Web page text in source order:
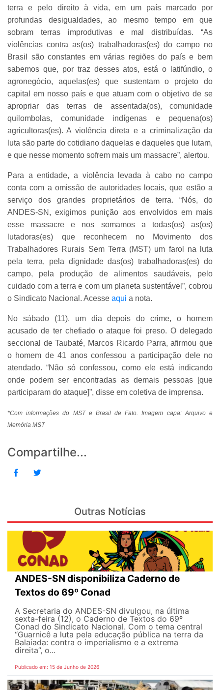
terra e pelo direito à vida, em um país marcado por
profundas desigualdades, ao mesmo tempo em que
sobram terras improdutivas e mal distribuídas. “As
violências contra as(os) trabalhadoras(es) do campo no
Brasil são constantes em várias regiões do país e bem
sabemos que, por traz desses atos, está o latifúndio, o
agronegócio, aquelas(es) que sustentam o projeto do
capital em nosso país e que atuam com o objetivo de se
apropriar das terras de assentada(os), comunidade
quilombolas, comunidade indígenas e pequena(os)
agricultoras(es). A violência direta e a criminalização da
luta são parte do cotidiano daquelas e daqueles que lutam,
e que nesse momento sofrem mais um massacre”, alertou.
Para a entidade, a violência levada à cabo no campo
conta com a omissão de autoridades locais, que estão a
serviço dos grandes proprietários de terra. “Nós, do
ANDES-SN, exigimos punição aos envolvidos em mais
esse massacre e nos somamos a todas(os) as(os)
lutadoras(es) que reconhecem no Movimento dos
Trabalhadores Rurais Sem Terra (MST) um farol na luta
pela terra, pela dignidade das(os) trabalhadoras(es) do
campo, pela produção de alimentos saudáveis, pelo
cuidado com a terra e com um planeta sustentável”, cobrou
o Sindicato Nacional. Acesse aqui a nota.
No sábado (11), um dia depois do crime, o homem
acusado de ter chefiado o ataque foi preso. O delegado
seccional de Taubaté, Marcos Ricardo Parra, afirmou que
o homem de 41 anos confessou a participação dele no
atendado. “Não só confessou, como ele está indicando
onde podem ser encontradas as demais pessoas [que
participaram do ataque]”, disse em coletiva de imprensa.
*Com informações do MST e Brasil de Fato. Imagem capa: Arquivo e
Memória MST
Compartilhe...
Outras Notícias
ANDES-SN disponibiliza Caderno de
Textos do 69º Conad
A Secretaria do ANDES-SN divulgou, na última
sexta-feira (12), o Caderno de Textos do 69º
Conad do Sindicato Nacional. Com o tema central
“Guarnicê a luta pela educação pública na terra da
Balaiada: contra o imperialismo e a extrema
direita”, o...
Publicado em: 15 de Junho de 2026